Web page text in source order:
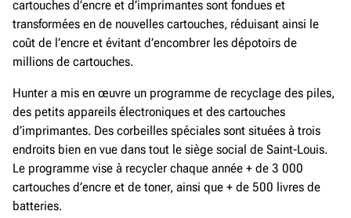
cartouches d’encre et d’imprimantes sont fondues et
transformées en de nouvelles cartouches, réduisant ainsi le
coût de l’encre et évitant d’encombrer les dépotoirs de
millions de cartouches.
Hunter a mis en œuvre un programme de recyclage des piles,
des petits appareils électroniques et des cartouches
d’imprimantes. Des corbeilles spéciales sont situées à trois
endroits bien en vue dans tout le siège social de Saint-Louis.
Le programme vise à recycler chaque année + de 3 000
cartouches d’encre et de toner, ainsi que + de 500 livres de
batteries.